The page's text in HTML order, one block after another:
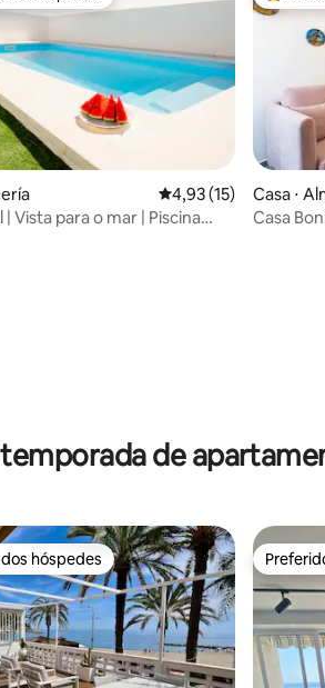
de 5, 22 avaliações4,93 de uma
4,93 (15)
Vista para o mar | Piscina
Casa ⋅
Casa
de
hóspedes
hóspedes